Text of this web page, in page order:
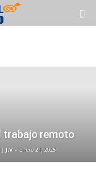
trabajo remoto
J.V - enero 21, 2025